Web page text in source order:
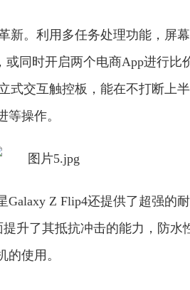
新。利用多任务处理功能，屏
同时开启两个电商App进行比
式交互触控板，能在不打断上
操作。
Z Flip4还提供了超强的
升了其抵抗冲击的能力，防水
使用。